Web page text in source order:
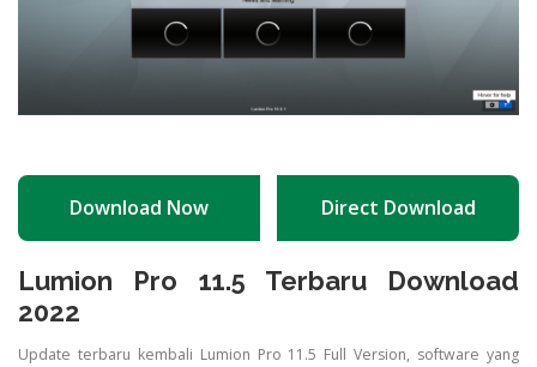
Download Now Direct Download
Lumion Pro 11.5 Terbaru Download
2022
Update terbaru kembali Lumion Pro 11.5 Full Version, software yang